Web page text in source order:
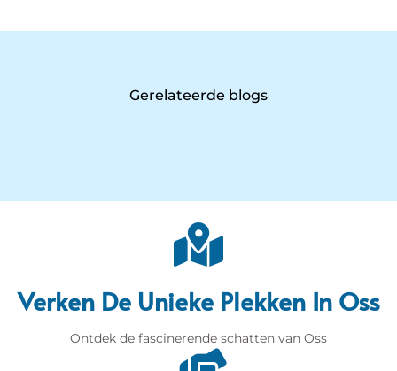
Gerelateerde blogs
Verken De Unieke Plekken In Oss
Ontdek de fascinerende schatten van Oss